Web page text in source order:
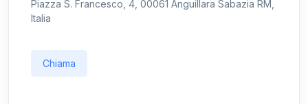
Piazza S. Francesco, 4, 00061 Anguillara Sabazia RM,
Italia
Chiama